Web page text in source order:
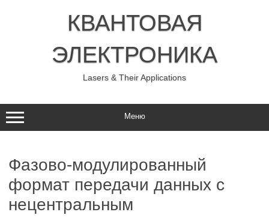
КВАНТОВАЯ
ЭЛЕКТРОНИКА
Lasers & Their Applications
Меню
Фазово-модулированный
формат передачи данных с
нецентральным